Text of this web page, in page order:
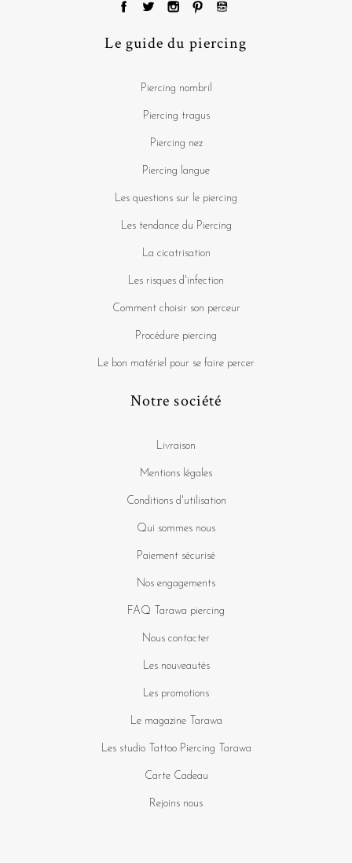
Le guide du piercing
Piercing nombril
Piercing tragus
Piercing nez
Piercing langue
Les questions sur le piercing
Les tendance du Piercing
La cicatrisation
Les risques d'infection
Comment choisir son perceur
Procédure piercing
Le bon matériel pour se faire percer
Notre société
Livraison
Mentions légales
Conditions d'utilisation
Qui sommes nous
Paiement sécurisé
Nos engagements
FAQ Tarawa piercing
Nous contacter
Les nouveautés
Les promotions
Le magazine Tarawa
Les studio Tattoo Piercing Tarawa
Carte Cadeau
Rejoins nous